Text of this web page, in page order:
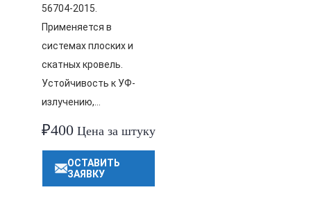
56704-2015.
Применяется в
системах плоских и
скатных кровель.
Устойчивость к УФ-
излучению,…
₽400 Цена за штуку
ОСТАВИТЬ
ЗАЯВКУ